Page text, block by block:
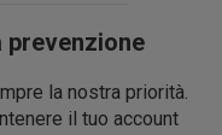
prevenzione
la nostra priorità.
il tuo account